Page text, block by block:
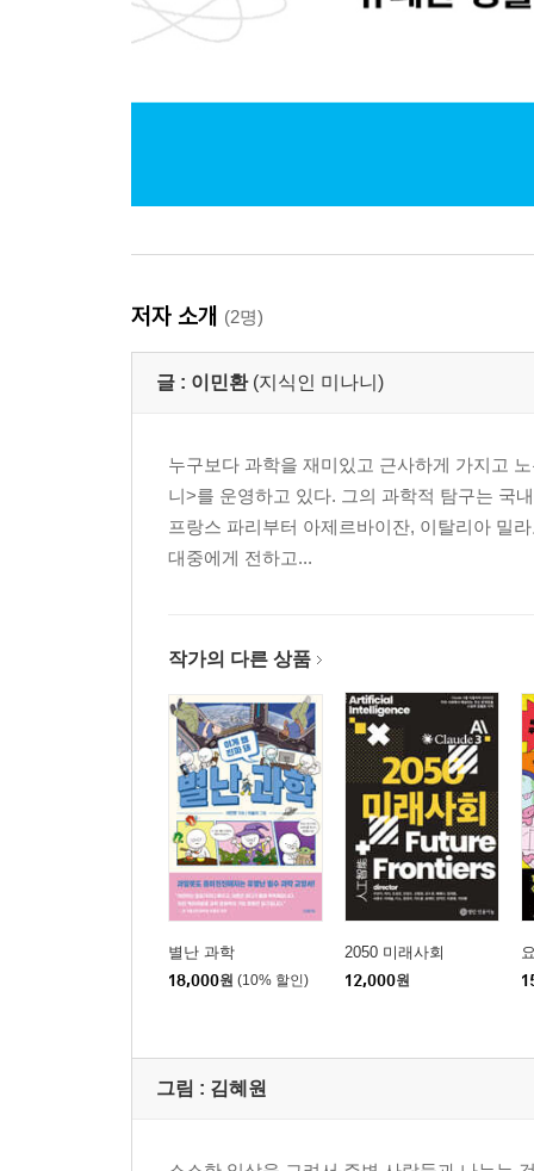
저자 소개 (2명)
글 : 이민환 (지식인 미나니)
누구보다 과학을 재미있고 근사하게 가지고
니>를 운영하고 있다. 그의 과학적 탐구는 국
프랑스 파리부터 아제르바이잔, 이탈리아 밀
대중에게 전하고...
작가의 다른 상품
별난 과학
18,000원 (10% 할인)
2050 미래사회
12,000원
그림 : 김혜원